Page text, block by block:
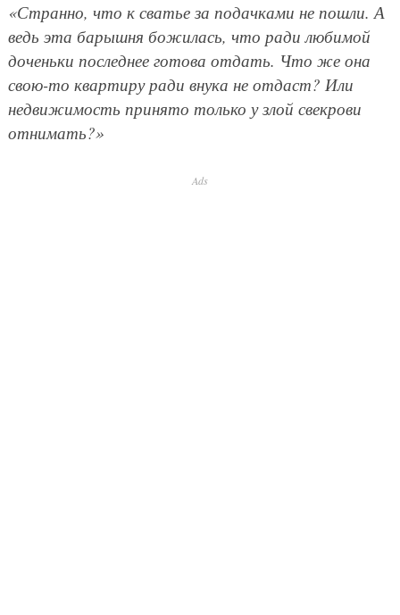
«Странно, что к сватье за подачками не пошли. А
ведь эта барышня божилась, что ради любимой
доченьки последнее готова отдать. Что же она
свою-то квартиру ради внука не отдаст? Или
недвижимость принято только у злой свекрови
отнимать?»
Ads